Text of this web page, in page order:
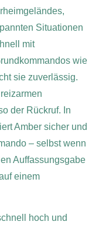
Situationen
mit
wie
sie zuverlässig.
der Rückruf. In
Amber sicher und
– selbst wenn
Auffassungsgabe
einem
hoch und